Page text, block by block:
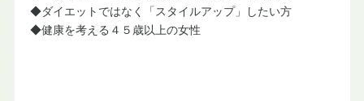
◆ダイエットではなく「スタイルアップ」したい方
◆健康を考える４５歳以上の女性